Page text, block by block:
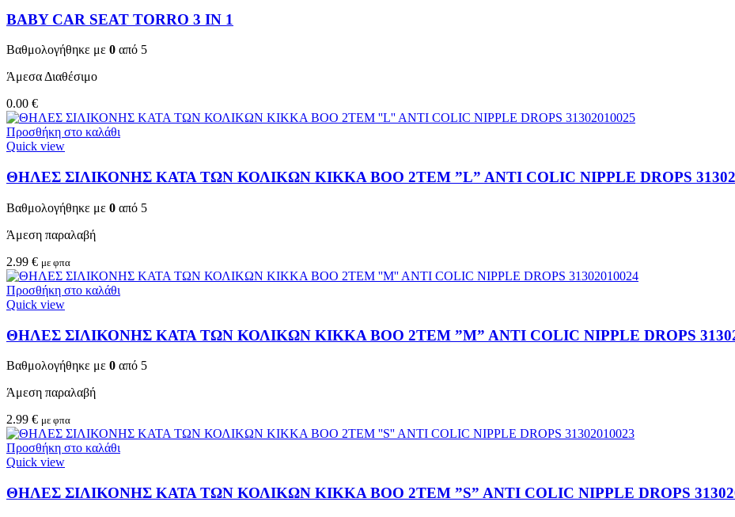
BABY CAR SEAT TORRO 3 ΙΝ 1
Βαθμολογήθηκε με 0 από 5
Άμεσα Διαθέσιμο
0.00 €
Προσθήκη στο καλάθι
Quick view
ΘΗΛΕΣ ΣΙΛΙΚΟΝΗΣ ΚΑΤΑ ΤΩΝ ΚΟΛΙΚΩΝ KIKKA BOO 2TEM ”L” ANTI COLIC NIPPLE DROPS
Βαθμολογήθηκε με 0 από 5
Άμεση παραλαβή
2.99 € με φπα
Προσθήκη στο καλάθι
Quick view
ΘΗΛΕΣ ΣΙΛΙΚΟΝΗΣ ΚΑΤΑ ΤΩΝ ΚΟΛΙΚΩΝ KIKKA BOO 2TEM ”M” ANTI COLIC NIPPLE DROPS
Βαθμολογήθηκε με 0 από 5
Άμεση παραλαβή
2.99 € με φπα
Προσθήκη στο καλάθι
Quick view
ΘΗΛΕΣ ΣΙΛΙΚΟΝΗΣ ΚΑΤΑ ΤΩΝ ΚΟΛΙΚΩΝ KIKKA BOO 2TEM ”S” ANTI COLIC NIPPLE DROPS